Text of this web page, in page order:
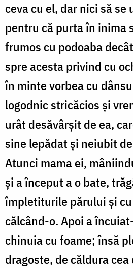
ceva cu el, dar nici să se
pentru că purta în inima
frumos cu podoaba
spre acesta privind cu
în minte vorbea cu
logodnic stricăcios și
urât desăvârșit de ea,
sine lepădat și neiubit
Atunci mama ei,
și a început a o bate,
împletiturile părului și
călcând-o. Apoi a
chinuia cu foame; însă
dragoste, de căldura cea